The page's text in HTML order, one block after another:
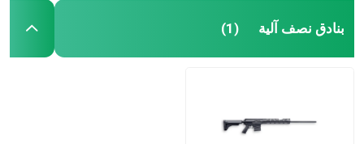
بنادق نصف آلية (1)